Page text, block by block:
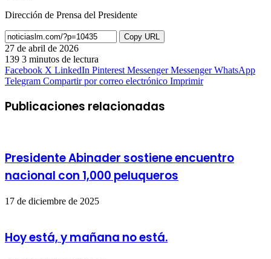
Dirección de Prensa del Presidente
Copy URL
27 de abril de 2026
139 3 minutos de lectura
Facebook X LinkedIn Pinterest Messenger Messenger WhatsApp
Telegram Compartir por correo electrónico Imprimir
Publicaciones relacionadas
Presidente Abinader sostiene encuentro
nacional con 1,000 peluqueros
17 de diciembre de 2025
Hoy está, y mañana no está.